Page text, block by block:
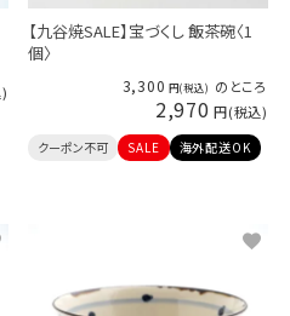
【九谷焼SALE】宝づくし 飯茶碗〈1
個〉
3,300 のところ
2,970
クーポン不可 SALE 海外配送OK